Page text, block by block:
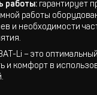
работы: гарантирует
работы
и необходимости
Li – это
и комфорт в